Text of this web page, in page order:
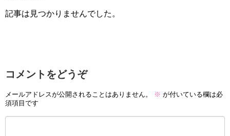
記事は見つかりませんでした。
コメントをどうぞ
メールアドレスが公開されることはありません。 ※ が付いている欄は必
須項目です